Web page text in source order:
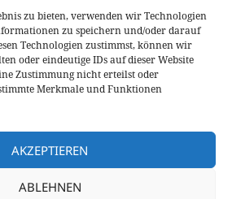
zu bieten, verwenden wir Technologien
zu speichern und/oder darauf
Technologien zustimmst, können wir
oder eindeutige IDs auf dieser Website
Zustimmung nicht erteilst oder
Merkmale und Funktionen
AKZEPTIEREN
ABLEHNEN
Autor
Fabian Meßner Kategorien
Fahrberichte
Performance,Video Fahrbericht
320d Limousine im ersten